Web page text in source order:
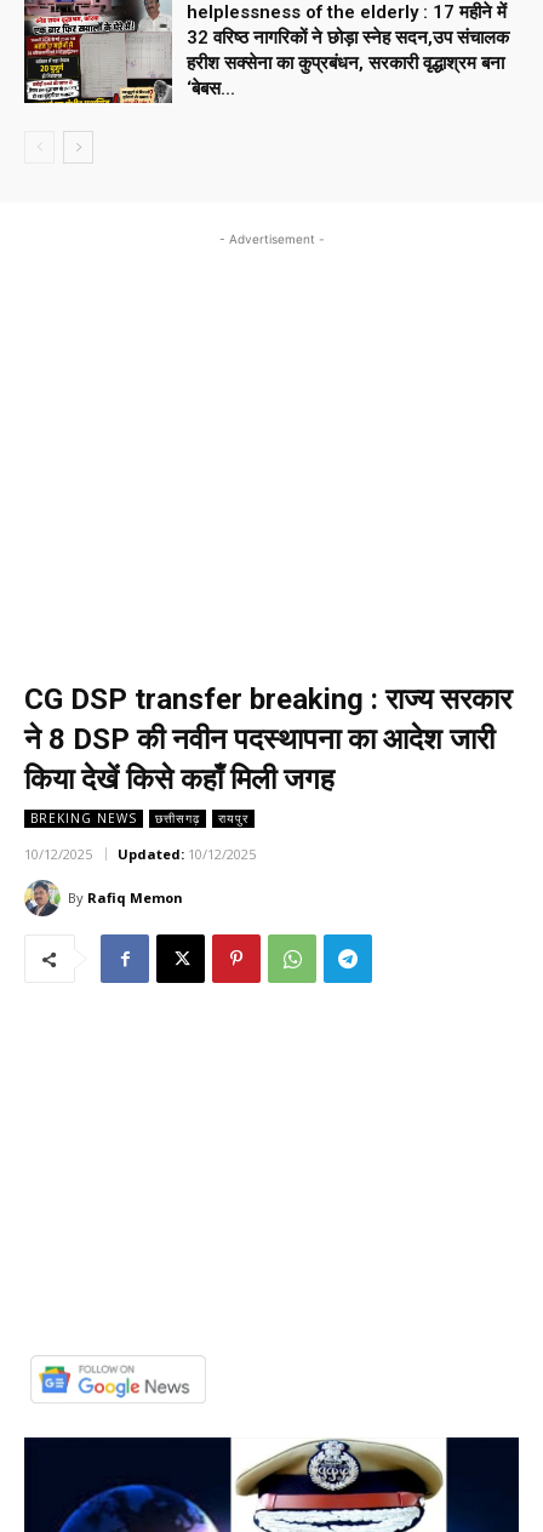
helplessness of the elderly : 17 महीने में
32 वरिष्ठ नागरिकों ने छोड़ा स्नेह सदन,उप संचालक
हरीश सक्सेना का कुप्रबंधन, सरकारी वृद्धाश्रम बना
‘बेबस...
- Advertisement -